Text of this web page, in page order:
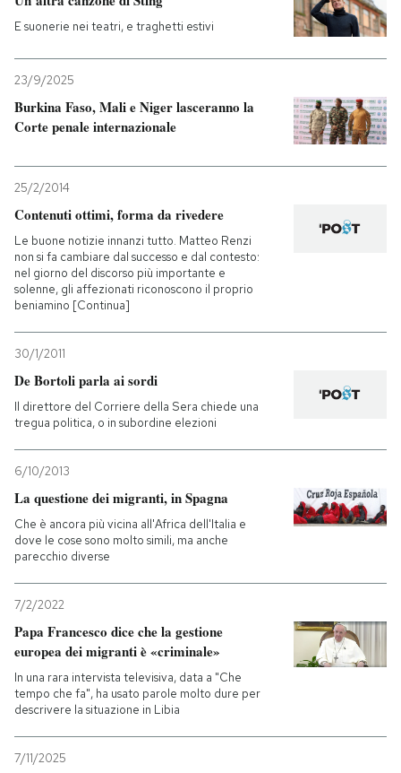
E suonerie nei teatri, e traghetti estivi
23/9/2025
Burkina Faso, Mali e Niger lasceranno la
Corte penale internazionale
25/2/2014
Contenuti ottimi, forma da rivedere
Le buone notizie innanzi tutto. Matteo Renzi
non si fa cambiare dal successo e dal contesto:
nel giorno del discorso più importante e
solenne, gli affezionati riconoscono il proprio
beniamino [Continua]
30/1/2011
De Bortoli parla ai sordi
Il direttore del Corriere della Sera chiede una
tregua politica, o in subordine elezioni
6/10/2013
La questione dei migranti, in Spagna
Che è ancora più vicina all'Africa dell'Italia e
dove le cose sono molto simili, ma anche
parecchio diverse
7/2/2022
Papa Francesco dice che la gestione
europea dei migranti è «criminale»
In una rara intervista televisiva, data a "Che
tempo che fa", ha usato parole molto dure per
descrivere la situazione in Libia
7/11/2025